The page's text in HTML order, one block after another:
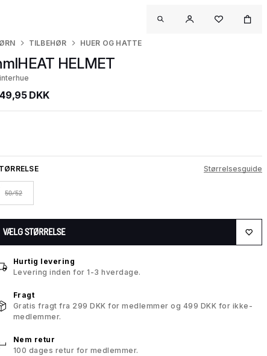
TILBEHØR HUER OG HATTE
HELMET
DKK
Størrelsesguide
50/52
VÆLG STØRRELSE
Hurtig levering
Levering inden for 1-3 hverdage.
Fragt
Gratis fragt fra 299 DKK for medlemmer og 499 DKK for ikke-
medlemmer.
Nem retur
100 dages retur for medlemmer.